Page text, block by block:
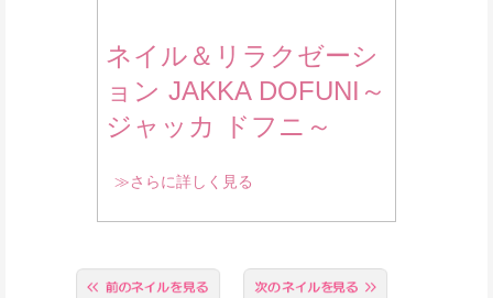
ネイル＆リラクゼーシ
ョン JAKKA DOFUNI～
ジャッカ ドフニ～
≫さらに詳しく見る